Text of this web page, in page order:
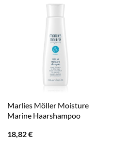
Marlies Möller Moisture
Marine Haarshampoo
18,82€